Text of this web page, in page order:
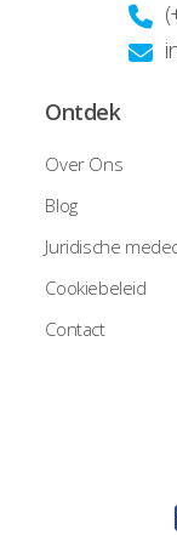
Ontdek
Over Ons
Blog
Juridische
Cookiebeleid
Contact